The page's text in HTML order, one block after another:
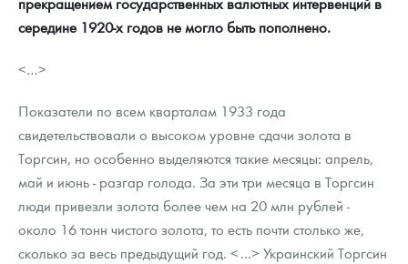
середине 1920-х годов не могло быть пополнено.
<…>
Показатели по всем кварталам 1933 года
свидетельствовали о высоком уровне сдачи золота в
Торгсин, но особенно выделяются такие месяцы: апрель,
май и июнь - разгар голода. За эти три месяца в Торгсин
люди привезли золота более чем на 20 млн рублей -
около 16 тонн чистого золота, то есть почти столько же,
сколько за весь предыдущий год. <...> Украинский Торгсин